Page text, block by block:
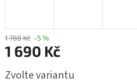
1 788 Kč –5 %
1 690 Kč
cena:
Zvolte variantu